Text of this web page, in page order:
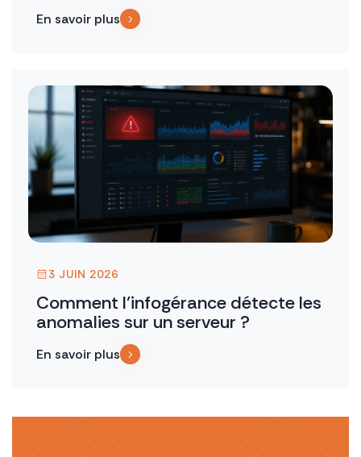
En savoir plus
3 JUIN 2026
Comment l’infogérance détecte les
anomalies sur un serveur ?
En savoir plus